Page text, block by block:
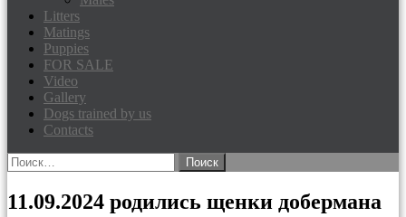
Litters
Matings
Puppies
FOR SALE
Video
Gallery
Dogs trained by us
Contacts
Найти:
11.09.2024 родились щенки добермана